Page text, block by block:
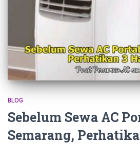
BLOG
Sebelum Sewa AC
Semarang,